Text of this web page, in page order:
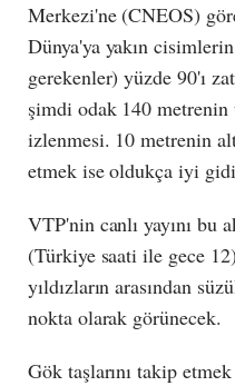
Merkezi'ne (CNEOS)
Dünya'ya yakın
gerekenler) yüzde 90'ı
şimdi odak 140
izlenmesi. 10 metrenin
etmek ise oldukça iyi
VTP'nin canlı yayını bu
(Türkiye saati ile gece 12)
yıldızların arasından
nokta olarak görünecek.
Gök taşlarını takip